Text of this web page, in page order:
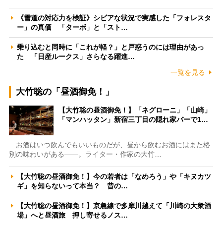
《雪道の対応力を検証》シビアな状況で実感した「フォレスタ
ー」の真価 「ターボ」と「スト…
乗り込むと同時に「これが軽？」と戸惑うのには理由があっ
た 「日産ルークス」さらなる躍進…
一覧を見る
大竹聡の「昼酒御免！」
【大竹聡の昼酒御免！】「ネグローニ」「山崎」
「マンハッタン」新宿三丁目の隠れ家バーで1…
お酒はいつ飲んでもいいものだが、昼から飲むお酒にはまた格
別の味わいがある――。ライター・作家の大竹…
【大竹聡の昼酒御免！】今の若者は「なめろう」や「キヌカツ
ギ」を知らないって本当？ 昔の…
【大竹聡の昼酒御免！】京急線で多摩川越えて「川崎の大衆酒
場」へと昼酒旅 押し寄せるノス…